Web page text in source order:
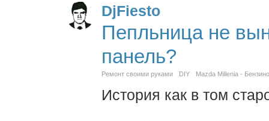
DjFiesto
Пепльница не
панель?
Ремонт своими руками DIY Mazda Millenia -
История как в том